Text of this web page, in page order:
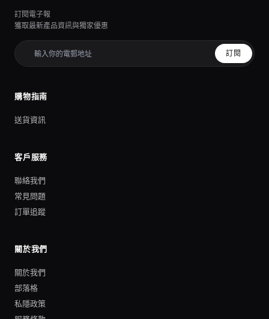
訂閱電子報
獲取最新產品資訊與獨家優惠
訂閱
購物指南
送貨資訊
客戶服務
聯絡我們
常見問題
訂單追蹤
關於我們
關於我們
部落格
私隱政策